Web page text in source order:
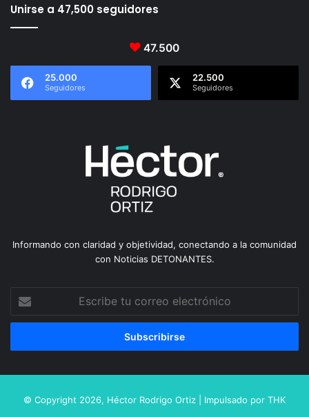
Unirse a 47,500 seguidores
47.500
25.000
Seguidores
22.500
Seguidores
Informando con claridad y objetividad, conectando a la comunidad
con Noticias DETONANTES.
tu
correo
© Copyright 2026, Héctor Rodrigo Ortiz | Impulsado por THK